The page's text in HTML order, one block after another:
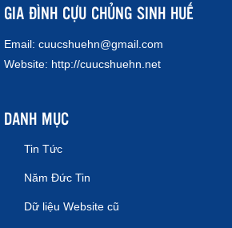
GIA ĐÌNH CỰU CHỦNG SINH HUẾ
Email: cuucshuehn@gmail.com
Website: http://cuucshuehn.net
DANH MỤC
Tin Tức
Năm Đức Tin
Dữ liệu Website cũ